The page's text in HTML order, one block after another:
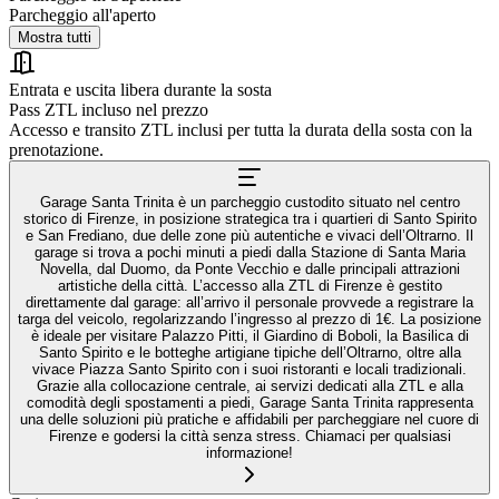
Parcheggio all'aperto
Mostra tutti
Entrata e uscita libera durante la sosta
Pass ZTL incluso nel prezzo
Accesso e transito ZTL inclusi per tutta la durata della sosta con la
prenotazione.
Garage Santa Trinita è un parcheggio custodito situato nel centro
storico di Firenze, in posizione strategica tra i quartieri di Santo Spirito
e San Frediano, due delle zone più autentiche e vivaci dell’Oltrarno. Il
garage si trova a pochi minuti a piedi dalla Stazione di Santa Maria
Novella, dal Duomo, da Ponte Vecchio e dalle principali attrazioni
artistiche della città. L’accesso alla ZTL di Firenze è gestito
direttamente dal garage: all’arrivo il personale provvede a registrare la
targa del veicolo, regolarizzando l’ingresso al prezzo di 1€. La posizione
è ideale per visitare Palazzo Pitti, il Giardino di Boboli, la Basilica di
Santo Spirito e le botteghe artigiane tipiche dell’Oltrarno, oltre alla
vivace Piazza Santo Spirito con i suoi ristoranti e locali tradizionali.
Grazie alla collocazione centrale, ai servizi dedicati alla ZTL e alla
comodità degli spostamenti a piedi, Garage Santa Trinita rappresenta
una delle soluzioni più pratiche e affidabili per parcheggiare nel cuore di
Firenze e godersi la città senza stress. Chiamaci per qualsiasi
informazione!